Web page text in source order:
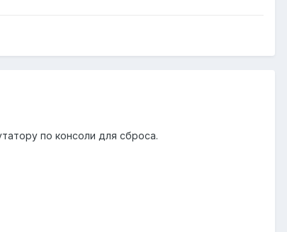
по консоли для сброса.